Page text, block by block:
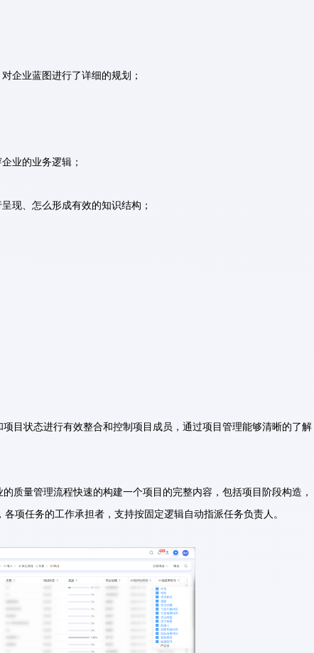
企业蓝图进行了详细的规划；
业的业务逻辑；
现、怎么形成有效的知识结构；
目状态进行有效整合和控制项目成员，通过项目管理能够清晰的了解
质量管理流程快速的构建一个项目的完整内容，包括项目阶段构造，
项任务的工作承担者，支持按固定逻辑自动指派任务负责人。